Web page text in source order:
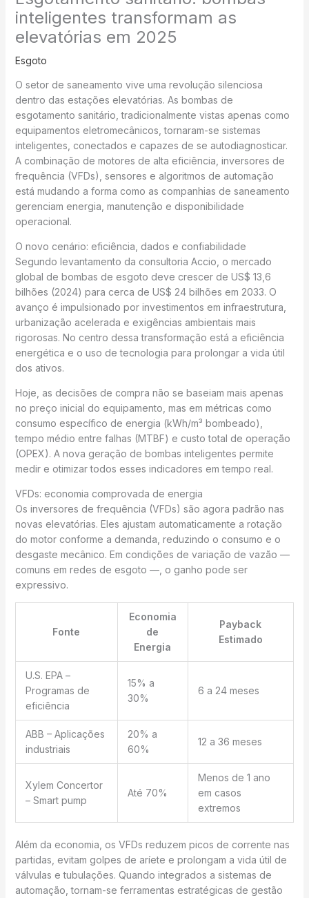
inteligentes transformam as
elevatórias em 2025
Esgoto
O setor de saneamento vive uma revolução silenciosa
dentro das estações elevatórias. As bombas de
esgotamento sanitário, tradicionalmente vistas apenas como
equipamentos eletromecânicos, tornaram-se sistemas
inteligentes, conectados e capazes de se autodiagnosticar.
A combinação de motores de alta eficiência, inversores de
frequência (VFDs), sensores e algoritmos de automação
está mudando a forma como as companhias de saneamento
gerenciam energia, manutenção e disponibilidade
operacional.
O novo cenário: eficiência, dados e confiabilidade
Segundo levantamento da consultoria Accio, o mercado
global de bombas de esgoto deve crescer de US$ 13,6
bilhões (2024) para cerca de US$ 24 bilhões em 2033. O
avanço é impulsionado por investimentos em infraestrutura,
urbanização acelerada e exigências ambientais mais
rigorosas. No centro dessa transformação está a eficiência
energética e o uso de tecnologia para prolongar a vida útil
dos ativos.
Hoje, as decisões de compra não se baseiam mais apenas
no preço inicial do equipamento, mas em métricas como
consumo específico de energia (kWh/m³ bombeado),
tempo médio entre falhas (MTBF) e custo total de operação
(OPEX). A nova geração de bombas inteligentes permite
medir e otimizar todos esses indicadores em tempo real.
VFDs: economia comprovada de energia
Os inversores de frequência (VFDs) são agora padrão nas
novas elevatórias. Eles ajustam automaticamente a rotação
do motor conforme a demanda, reduzindo o consumo e o
desgaste mecânico. Em condições de variação de vazão —
comuns em redes de esgoto —, o ganho pode ser
expressivo.
Fonte
Economia
de
Energia
Payback
Estimado
U.S. EPA –
Programas de
eficiência
15% a
30%
6 a 24 meses
ABB – Aplicações
industriais
20% a
60%
12 a 36 meses
Xylem Concertor
– Smart pump
Até 70%
Menos de 1 ano
em casos
extremos
Além da economia, os VFDs reduzem picos de corrente nas
partidas, evitam golpes de aríete e prolongam a vida útil de
válvulas e tubulações. Quando integrados a sistemas de
automação, tornam-se ferramentas estratégicas de gestão